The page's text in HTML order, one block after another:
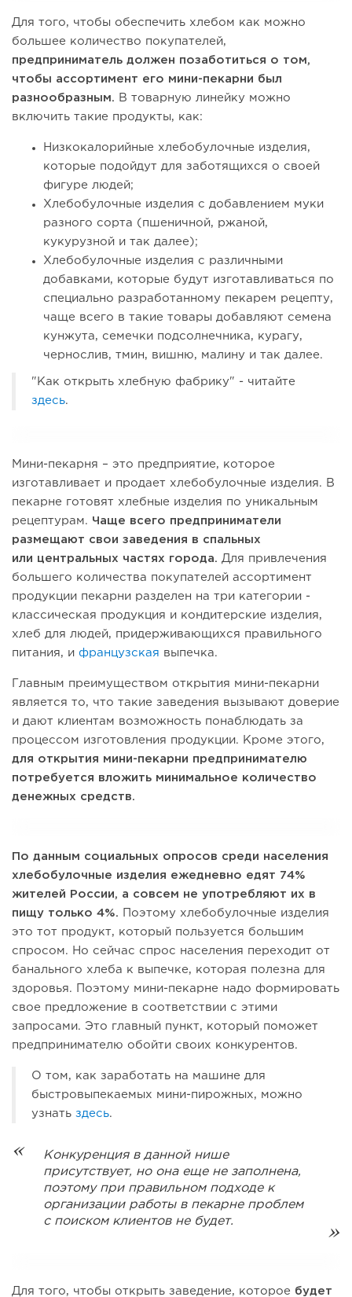
Для того, чтобы обеспечить хлебом как можно
большее количество покупателей,
предприниматель должен позаботиться о том,
чтобы ассортимент его мини-пекарни был
разнообразным.
В товарную линейку можно
включить такие продукты, как:
Низкокалорийные хлебобулочные изделия,
которые подойдут для заботящихся о своей
фигуре людей;
Хлебобулочные изделия с добавлением муки
разного сорта (пшеничной, ржаной,
кукурузной и так далее);
Хлебобулочные изделия с различными
добавками, которые будут изготавливаться по
специально разработанному пекарем рецепту,
чаще всего в такие товары добавляют семена
кунжута, семечки подсолнечника, курагу,
чернослив, тмин, вишню, малину и так далее.
"Как открыть хлебную фабрику" - читайте
здесь.
Мини-пекарня – это предприятие, которое
изготавливает и продает хлебобулочные изделия. В
пекарне готовят хлебные изделия по уникальным
рецептурам. Чаще всего предприниматели
размещают свои заведения в спальных
или центральных частях города. Для привлечения
большего количества покупателей ассортимент
продукции пекарни разделен на три категории -
классическая продукция и кондитерские изделия,
хлеб для людей, придерживающихся правильного
питания, и французская выпечка.
Главным преимуществом открытия мини-пекарни
является то, что такие заведения вызывают доверие
и дают клиентам возможность понаблюдать за
процессом изготовления продукции. Кроме этого,
для открытия мини-пекарни предпринимателю
потребуется вложить минимальное количество
денежных средств.
По данным социальных опросов среди населения
хлебобулочные изделия ежедневно едят 74%
жителей России, а совсем не употребляют их в
пищу только 4%.
Поэтому хлебобулочные изделия
это тот продукт, который пользуется большим
спросом. Но сейчас спрос населения переходит от
банального хлеба к выпечке, которая полезна для
здоровья. Поэтому мини-пекарне надо формировать
свое предложение в соответствии с этими
запросами. Это главный пункт, который поможет
предпринимателю обойти своих конкурентов.
О том, как заработать на машине для
быстровыпекаемых мини-пирожных, можно
узнать здесь.
Конкуренция в данной нише
присутствует, но она еще не заполнена,
поэтому при правильном подходе к
организации работы в пекарне проблем
с поиском клиентов не будет.
Для того, чтобы открыть заведение, которое будет